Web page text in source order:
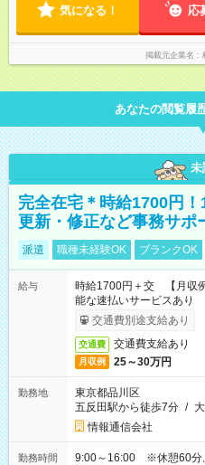
気になる！ 応
掲載元企業名
あなたの閲覧履
未
完全在宅＊時給1700円
更新・修正など事務サポ
派遣 職種未経験OK ブランクOK
給与
時給1700円＋交 【月収
能な速払いサービスあり
交通費別途支給あり
交通費 交通費支給あり
月収例 25～30万円
勤務地
東京都品川区
五反田駅から徒歩7分 /
情報通信会社
勤務時間
9:00～16:00 ※休憩60分